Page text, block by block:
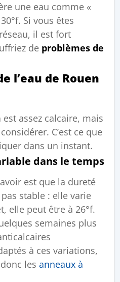
une eau comme «
Si vous êtes
il est fort
de problèmes de
l’eau de Rouen
est assez calcaire, mais
C’est ce que
dans un instant.
dans le temps
est que la dureté
pas stable : elle varie
elle peut être à 26°f.
semaines plus
à ces variations,
lesanneaux à